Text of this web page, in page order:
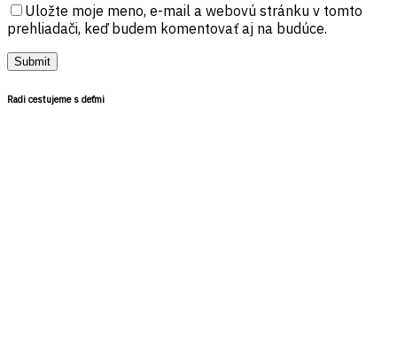
Uložte moje meno, e-mail a webovú stránku v tomto
prehliadači, keď budem komentovať aj na budúce.
Radi cestujeme s deťmi